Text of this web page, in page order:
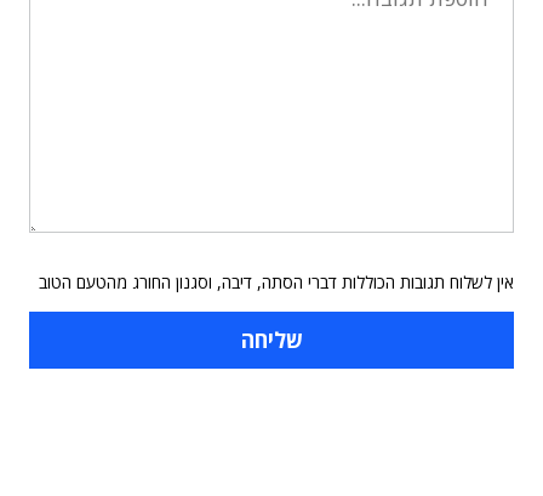
אין לשלוח תגובות הכוללות דברי הסתה, דיבה, וסגנון החורג מהטעם הטוב